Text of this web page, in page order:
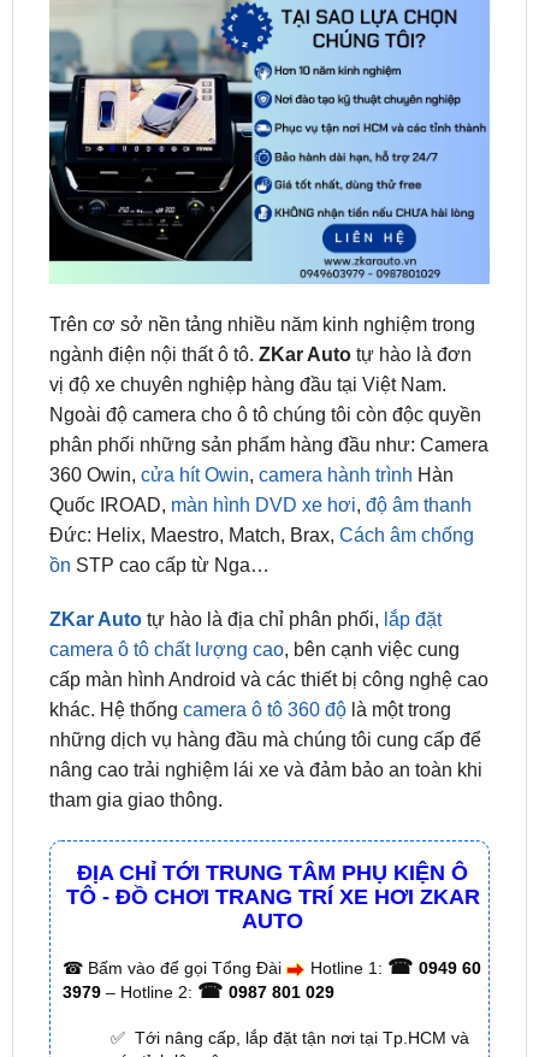
Trên cơ sở nền tảng nhiều năm kinh nghiệm trong
vị độ xe chuyên nghiệp hàng đầu tại Việt Nam.
Ngoài độ camera cho ô tô chúng tôi còn độc quyền
phân phối những sản phẩm hàng đầu như: Camera
360 Owin,cửa hít Owin ,camera hành trìnhHàn
Quốc IROAD,màn hình DVD xe hơi,độ âm thanh
Đức: Helix, Maestro, Match, Brax,Cách âm chống
ồnSTP cao cấp từ Nga…
ZKar Autotự hào là địa chỉ phân phối,
cấp màn hình Android và các thiết bị công nghệ cao
khác. Hệ thốngcamera ô tô 360 độlà một trong
những dịch vụ hàng đầu mà chúng tôi cung cấp để
nâng cao trải nghiệm lái xe và đảm bảo an toàn khi
tham gia giao thông.
ĐỊA CHỈ TỚI TRUNG TÂM PHỤ KIỆN Ô
TÔ - ĐỒ CHƠI TRANG TRÍ XE HƠI ZKAR
☎Bấm vào để gọi Tổng Đài Hotline 1:☎ 0949 60
0987 801 029
✅ Tới nâng cấp, lắp đặt tận nơi tại Tp.HCM và
các tỉnh lân cận
✅ Cam kết: Tư vấn tận nơi miễn phí, hàng hóa